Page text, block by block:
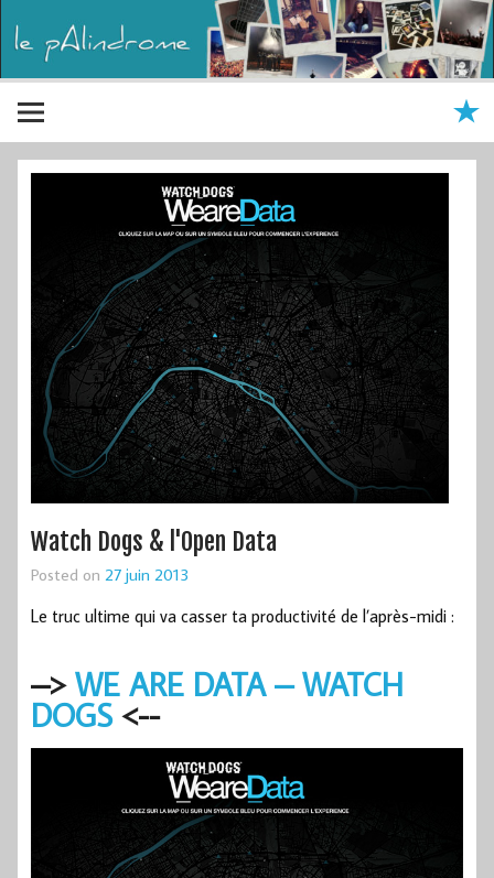
Watch Dogs & l'Open Data
Posted on 27 juin 2013
Le truc ultime qui va casser ta productivité de l’après-midi :
–>WE ARE DATA – WATCH
DOGS<--